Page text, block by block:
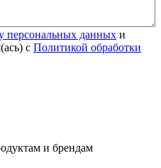
персональных данных и
с Политикой обработки
и брендам